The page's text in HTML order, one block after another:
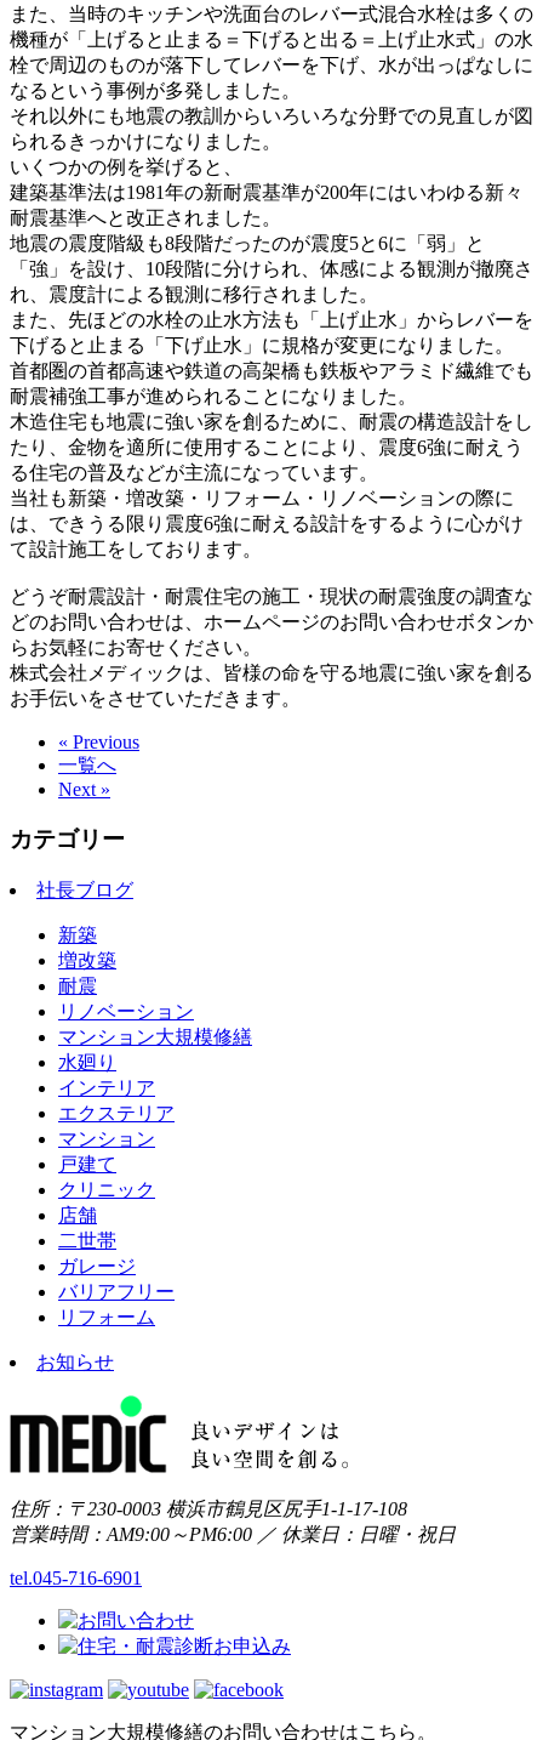
また、当時のキッチンや洗面台のレバー式混合水栓は多くの
機種が「上げると止まる＝下げると出る＝上げ止水式」の水
栓で周辺のものが落下してレバーを下げ、水が出っぱなしに
なるという事例が多発しました。
それ以外にも地震の教訓からいろいろな分野での見直しが図
られるきっかけになりました。
いくつかの例を挙げると、
建築基準法は1981年の新耐震基準が200年にはいわゆる新々
耐震基準へと改正されました。
地震の震度階級も8段階だったのが震度5と6に「弱」と
「強」を設け、10段階に分けられ、体感による観測が撤廃さ
れ、震度計による観測に移行されました。
また、先ほどの水栓の止水方法も「上げ止水」からレバーを
下げると止まる「下げ止水」に規格が変更になりました。
首都圏の首都高速や鉄道の高架橋も鉄板やアラミド繊維でも
耐震補強工事が進められることになりました。
木造住宅も地震に強い家を創るために、耐震の構造設計をし
たり、金物を適所に使用することにより、震度6強に耐えう
る住宅の普及などが主流になっています。
当社も新築・増改築・リフォーム・リノベーションの際に
は、できうる限り震度6強に耐える設計をするように心がけ
て設計施工をしております。
どうぞ耐震設計・耐震住宅の施工・現状の耐震強度の調査な
どのお問い合わせは、ホームページのお問い合わせボタンか
らお気軽にお寄せください。
株式会社メディックは、皆様の命を守る地震に強い家を創る
お手伝いをさせていただきます。
« Previous
一覧へ
Next »
カテゴリー
社長ブログ
新築
増改築
耐震
リノベーション
マンション大規模修繕
水廻り
インテリア
エクステリア
マンション
戸建て
クリニック
店舗
二世帯
ガレージ
バリアフリー
リフォーム
お知らせ
住所：〒230-0003 横浜市鶴見区尻手1-1-17-108
営業時間：AM9:00～PM6:00 ／ 休業日：日曜・祝日
tel.045-716-6901
マンション大規模修繕のお問い合わせはこちら。